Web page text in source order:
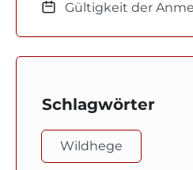
Gültigkeit der
Schlagwörter
Wildhege